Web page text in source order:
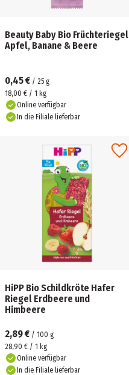
Beauty Baby Bio Früchteriegel
Apfel, Banane & Beere
0,45 € / 25 g
18,00 € / 1 kg
Online verfügbar
In die Filiale lieferbar
HiPP Bio Schildkröte Hafer
Riegel Erdbeere und
Himbeere
2,89 € / 100 g
28,90 € / 1 kg
Online verfügbar
In die Filiale lieferbar